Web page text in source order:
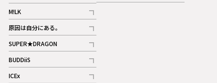
記事
M!LK
記事
原因は自分にある。
記事
SUPER★DRAGON
記事
BUDDiiS
記事
ICEx
記事